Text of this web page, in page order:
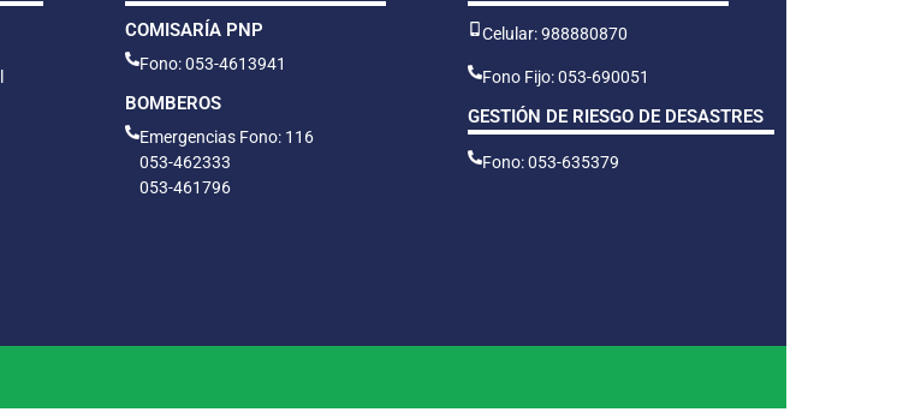
COMISARÍA PNP
Fono: 053-4613941
BOMBEROS
Emergencias Fono: 116
053-462333
053-461796
Celular: 988880870
Fono Fijo: 053-690051
GESTIÓN DE RIESGO DE DESASTRES
Fono: 053-635379